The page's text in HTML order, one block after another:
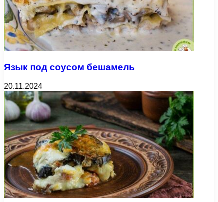
Язык под соусом бешамель
20.11.2024